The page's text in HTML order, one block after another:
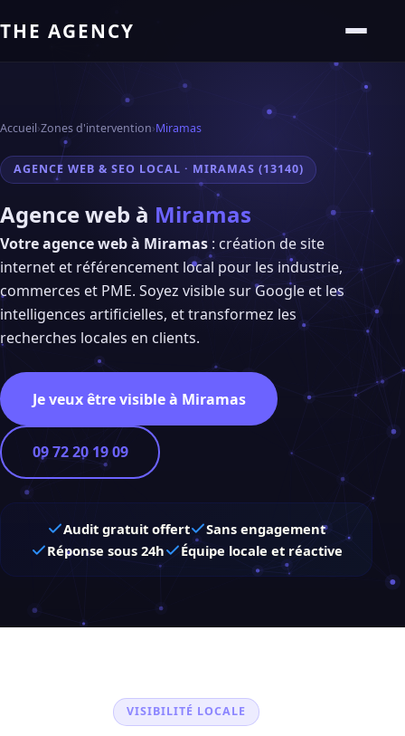
THE AGENCY
Accueil›Zones d'intervention›Miramas
AGENCE WEB & SEO LOCAL · MIRAMAS (13140)
Agence web à Miramas
Votre agence web à Miramas : création de site
internet et référencement local pour les industrie,
commerces et PME. Soyez visible sur Google et les
intelligences artificielles, et transformez les
recherches locales en clients.
Je veux être visible à Miramas
09 72 20 19 09
Audit gratuit offert
Sans engagement
Réponse sous 24h
Équipe locale et réactive
VISIBILITÉ LOCALE